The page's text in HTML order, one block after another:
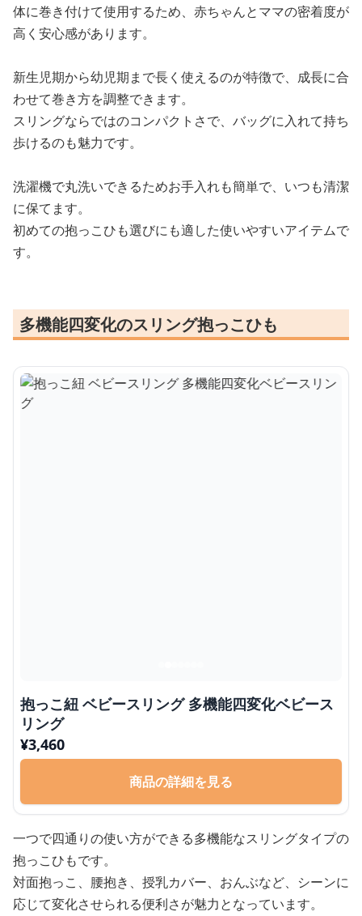
体に巻き付けて使用するため、赤ちゃんとママの密着度が
高く安心感があります。
新生児期から幼児期まで長く使えるのが特徴で、成長に合
わせて巻き方を調整できます。
スリングならではのコンパクトさで、バッグに入れて持ち
歩けるのも魅力です。
洗濯機で丸洗いできるためお手入れも簡単で、いつも清潔
に保てます。
初めての抱っこひも選びにも適した使いやすいアイテムで
す。
多機能四変化のスリング抱っこひも
抱っこ紐 ベビースリング 多機能四変化ベビース
リング
¥3,460
商品の詳細を見る
一つで四通りの使い方ができる多機能なスリングタイプの
抱っこひもです。
対面抱っこ、腰抱き、授乳カバー、おんぶなど、シーンに
応じて変化させられる便利さが魅力となっています。